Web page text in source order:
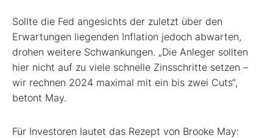
Sollte die Fed angesichts der zuletzt über den
Erwartungen liegenden Inflation jedoch abwarten,
drohen weitere Schwankungen. „Die Anleger sollten
hier nicht auf zu viele schnelle Zinsschritte setzen –
wir rechnen 2024 maximal mit ein bis zwei Cuts“,
betont May.
Für Investoren lautet das Rezept von Brooke May: